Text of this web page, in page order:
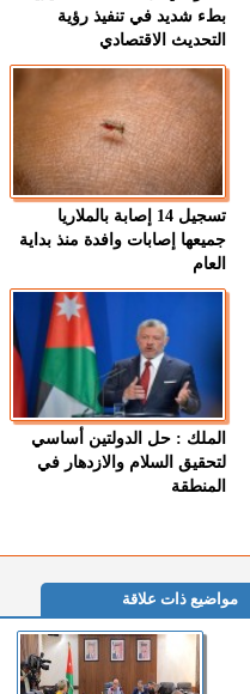
بطء شديد في تنفيذ رؤية
التحديث الاقتصادي
تسجيل 14 إصابة بالملاريا
جميعها إصابات وافدة منذ بداية
العام
الملك : حل الدولتين أساسي
لتحقيق السلام والازدهار في
المنطقة
مواضيع ذات علاقة